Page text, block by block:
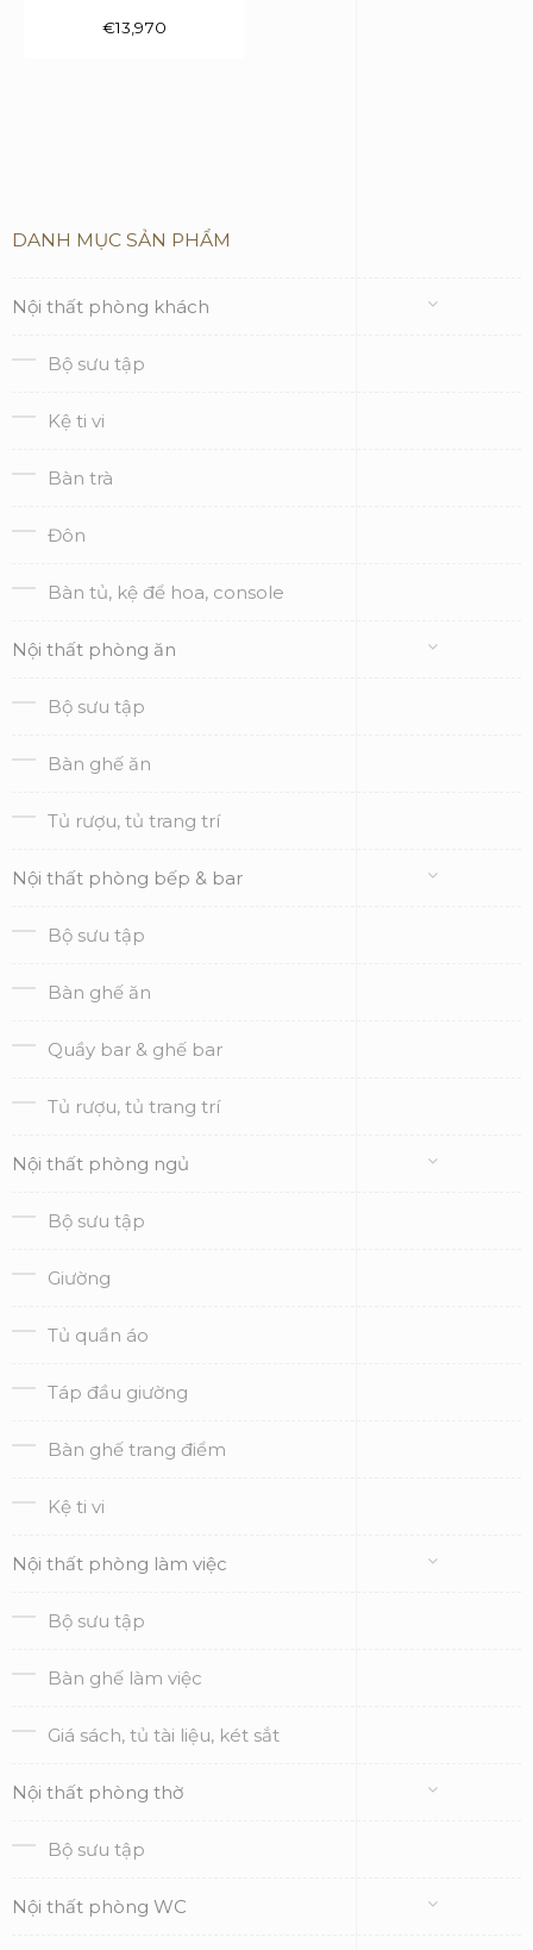
€13,970
DANH MỤC SẢN PHẨM
Nội thất phòng khách
Bộ sưu tập
Kệ ti vi
Bàn trà
Đôn
Bàn tủ, kệ để hoa, console
Nội thất phòng ăn
Bộ sưu tập
Bàn ghế ăn
Tủ rượu, tủ trang trí
Nội thất phòng bếp & bar
Bộ sưu tập
Bàn ghế ăn
Quầy bar & ghế bar
Tủ rượu, tủ trang trí
Nội thất phòng ngủ
Bộ sưu tập
Giường
Tủ quần áo
Táp đầu giường
Bàn ghế trang điểm
Kệ ti vi
Nội thất phòng làm việc
Bộ sưu tập
Bàn ghế làm việc
Giá sách, tủ tài liệu, két sắt
Nội thất phòng thờ
Bộ sưu tập
Nội thất phòng WC